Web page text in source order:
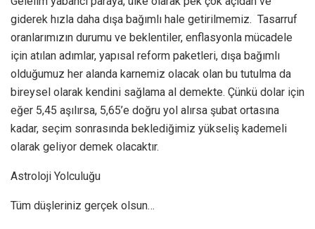
giderek hızla daha dışa bağımlı hale getirilmemiz. Tasarruf
oranlarımızın durumu ve beklentiler, enflasyonla mücadele
için atılan adımlar, yapısal reform paketleri, dışa bağımlı
olduğumuz her alanda karnemiz olacak olan bu tutulma da
bireysel olarak kendini sağlama al demekte. Çünkü dolar için
eğer 5,45 aşılırsa, 5,65’e doğru yol alırsa şubat ortasına
kadar, seçim sonrasında beklediğimiz yükseliş kademeli
olarak geliyor demek olacaktır.
Astroloji Yolculuğu
Tüm düşleriniz gerçek olsun…